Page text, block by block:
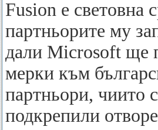
Fusion е световна
партньорите му
дали Microsoft ще
мерки към
партньори, чиито
подкрепили